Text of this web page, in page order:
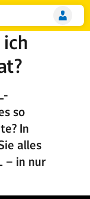
so
In
alles
– in nur